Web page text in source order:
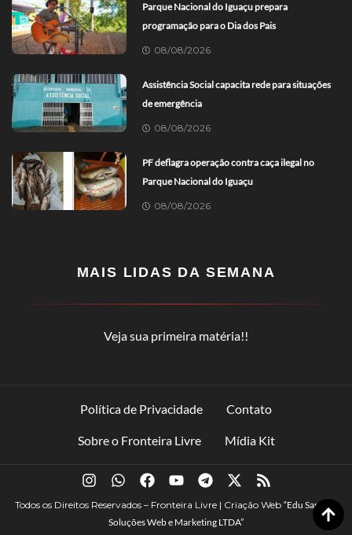
Parque Nacional do Iguaçu prepara
programação para o Dia dos Pais
08/08/2026
Assistência Social capacita rede para situações
de emergência
08/08/2026
PF deflagra operação contra caça ilegal no
Parque Nacional do Iguaçu
08/08/2026
MAIS LIDAS DA SEMANA
Veja sua primeira matéria!!
Política de Privacidade Contato
Sobre o Fronteira Livre Mídia Kit
Todos os Direitos Reservados – Fronteira Livre | Criação Web “Edu Santana
Soluções Web e Marketing LTDA”